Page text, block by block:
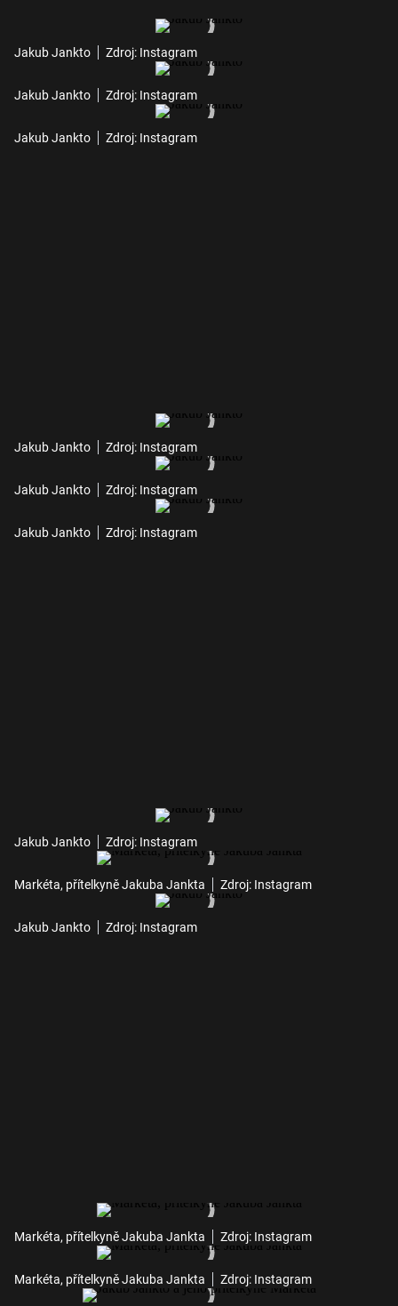
Jakub Jankto Zdroj: Instagram
Jakub Jankto Zdroj: Instagram
Jakub Jankto Zdroj: Instagram
Jakub Jankto Zdroj: Instagram
Jakub Jankto Zdroj: Instagram
Jakub Jankto Zdroj: Instagram
Jakub Jankto Zdroj: Instagram
Markéta, přítelkyně Jakuba Jankta Zdroj: Instagram
Jakub Jankto Zdroj: Instagram
Markéta, přítelkyně Jakuba Jankta Zdroj: Instagram
Markéta, přítelkyně Jakuba Jankta Zdroj: Instagram